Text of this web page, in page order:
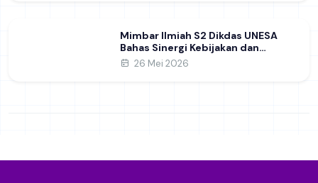
Mimbar Ilmiah S2 Dikdas UNESA
Bahas Sinergi Kebijakan dan
Pendidikan
26 Mei 2026